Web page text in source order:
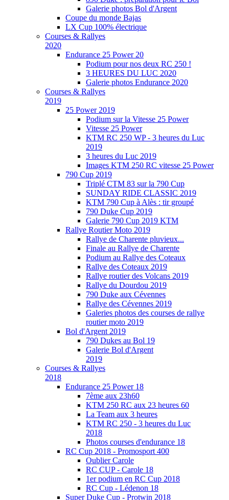
Galerie photos Bol d'Argent
Coupe du monde Bajas
LX Cup 100% électrique
Courses & Rallyes
2020
Endurance 25 Power 20
Podium pour nos deux RC 250 !
3 HEURES DU LUC 2020
Galerie photos Endurance 2020
Courses & Rallyes
2019
25 Power 2019
Podium sur la Vitesse 25 Power
Vitesse 25 Power
KTM RC 250 WP - 3 heures du Luc
2019
3 heures du Luc 2019
Images KTM 250 RC vitesse 25 Power
790 Cup 2019
Triplé CTM 83 sur la 790 Cup
SUNDAY RIDE CLASSIC 2019
KTM 790 Cup à Alès : tir groupé
790 Duke Cup 2019
Galerie 790 Cup 2019 KTM
Rallye Routier Moto 2019
Rallye de Charente pluvieux...
Finale au Rallye de Charente
Podium au Rallye des Coteaux
Rallye des Coteaux 2019
Rallye routier des Volcans 2019
Rallye du Dourdou 2019
790 Duke aux Cévennes
Rallye des Cévennes 2019
Galeries photos des courses de rallye
routier moto 2019
Bol d'Argent 2019
790 Dukes au Bol 19
Galerie Bol d'Argent
2019
Courses & Rallyes
2018
Endurance 25 Power 18
7ème aux 23h60
KTM 250 RC aux 23 heures 60
La Team aux 3 heures
KTM RC 250 - 3 heures du Luc
2018
Photos courses d'endurance 18
RC Cup 2018 - Promosport 400
Oublier Carole
RC CUP - Carole 18
1er podium en RC Cup 2018
RC Cup - Lédenon 18
Super Duke Cup - Protwin 2018